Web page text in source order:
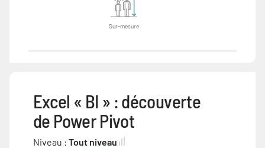
Sur-mesure
Excel « BI » : découverte
de Power Pivot
Niveau : Tout niveau